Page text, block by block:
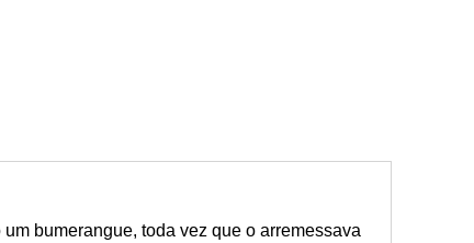
bumerangue, toda vez que o arremessava